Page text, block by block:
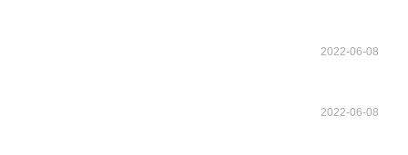
2022-06-08
2022-06-08